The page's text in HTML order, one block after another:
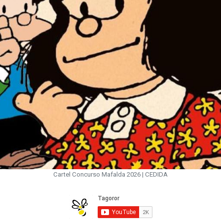
Cartel Concurso Mafalda 2026 | CEDIDA